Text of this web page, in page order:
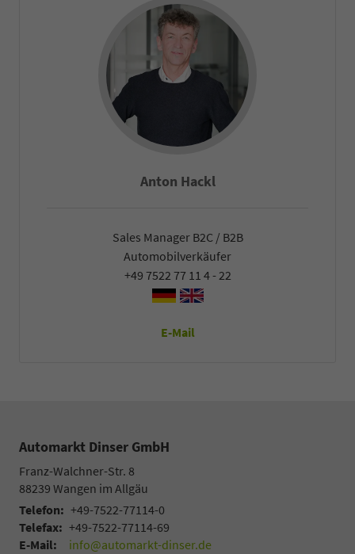
Anton Hackl
Sales Manager B2C / B2B
Automobilverkäufer
+49 7522 77 11 4 - 22
E-Mail
Automarkt Dinser GmbH
Franz-Walchner-Str. 8
88239 Wangen im Allgäu
Telefon: +49-7522-77114-0
Telefax: +49-7522-77114-69
E-Mail:
info@automarkt-dinser.de